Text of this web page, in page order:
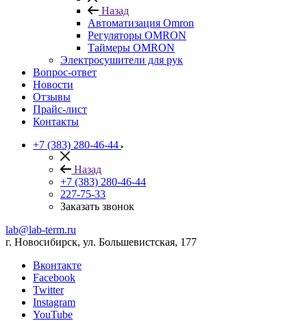
Назад
Автоматизация Omron
Регуляторы OMRON
Таймеры OMRON
Электросушители для рук
Вопрос-ответ
Новости
Отзывы
Прайс-лист
Контакты
+7 (383) 280-46-44
Назад
+7 (383) 280-46-44
227-75-33
Заказать звонок
lab@lab-term.ru
г. Новосибирск, ул. Большевистская, 177
Вконтакте
Facebook
Twitter
Instagram
YouTube